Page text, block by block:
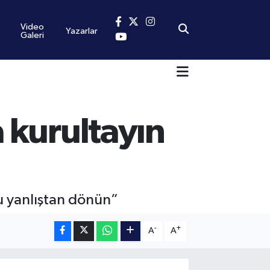
Video
Galeri
Yazarlar
kurultayın
yanlıştan dönün”
A- A+